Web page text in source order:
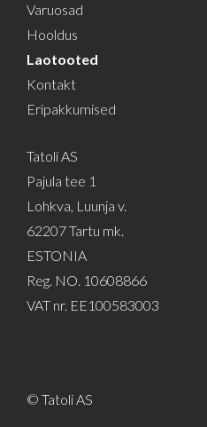
Varuosad
Hooldus
Laotooted
Kontakt
Eripakkumised
Tatoli AS
Pajula tee 1
Lohkva, Luunja v.
62207 Tartu mk.
ESTONIA
Reg. NO. 10608866
VAT nr. EE100583003
© Tatoli AS